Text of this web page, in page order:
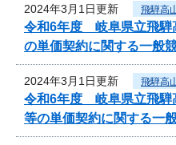
2024年3月1日更新 飛騨高
令和6年度 岐阜県立飛騨
の単価契約に関する一般
2024年3月1日更新 飛騨高
令和6年度 岐阜県立飛騨
等の単価契約に関する一